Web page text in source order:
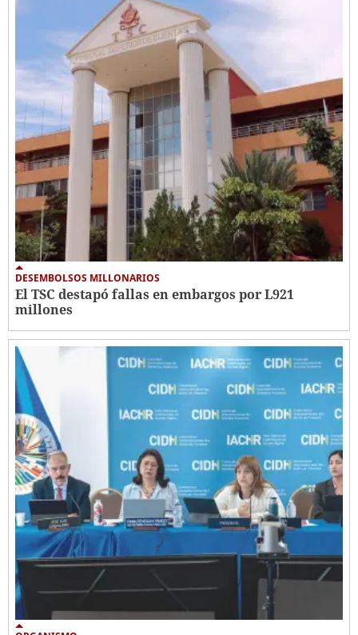
DESEMBOLSOS MILLONARIOS
El TSC destapó fallas en embargos por L921
millones